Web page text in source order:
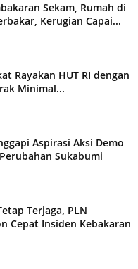
Sekam, Rumah di
Kerugian Capai...
Rayakan HUT RI dengan
Minimal...
Aspirasi Aksi Demo
Sukabumi
Terjaga, PLN
Cepat Insiden Kebakaran